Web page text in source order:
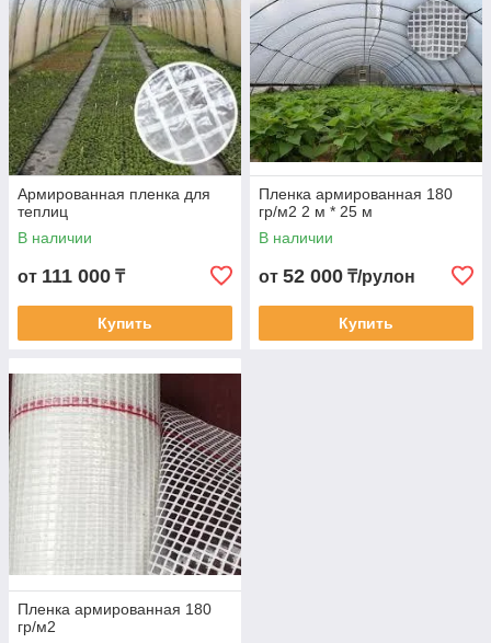
Армированная пленка для
теплиц
В наличии
от 111 000 ₸
Купить
Пленка армированная 180
гр/м2 2 м * 25 м
В наличии
от 52 000 ₸/рулон
Купить
Пленка армированная 180
гр/м2